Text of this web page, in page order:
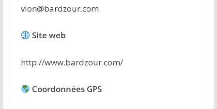
vion@bardzour.com
Site web
http://www.bardzour.com/
Coordonnées GPS